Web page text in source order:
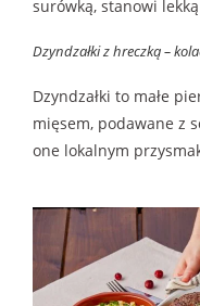
surówką, stanowi
Dzyndzałki z hreczką –
Dzyndzałki to małe
mięsem, podawane z
one lokalnym